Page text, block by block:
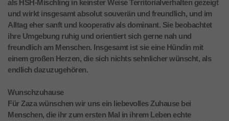
als HSH-Mischling in keinster Weise Territorialverhalten gezeigt
und wirkt insgesamt absolut souverän und freundlich, und im
Alltag eher sanft und kooperativ als dominant. Sie beobachtet
ihre Umgebung ruhig und orientiert sich gerne nah und
freundlich am Menschen. Insgesamt ist sie eine Hündin mit
einem großen Herzen, die sich nichts sehnlicher wünscht, als
endlich dazuzugehören.
Wunschzuhause
Für Zaza wünschen wir uns ein liebevolles Zuhause bei
Menschen, die ihr zum ersten Mal in ihrem Leben echte